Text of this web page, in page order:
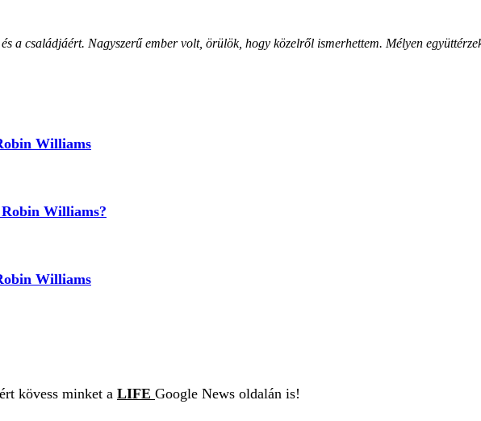
a családjáért. Nagyszerű ember volt, örülök, hogy közelről ismerhettem. Mélyen
Williams
Williams?
Williams
kövess minket a LIFE Google News oldalán is!